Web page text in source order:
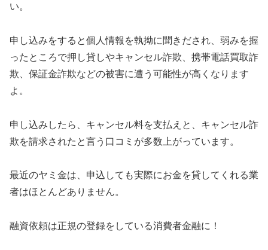
い。
申し込みをすると個人情報を執拗に聞きだされ、弱みを握
ったところで押し貸しやキャンセル詐欺、携帯電話買取詐
欺、保証金詐欺などの被害に遭う可能性が高くなります
よ。
申し込みしたら、キャンセル料を支払えと、キャンセル詐
欺を請求されたと言う口コミが多数上がっています。
最近のヤミ金は、申込しても実際にお金を貸してくれる業
者はほとんどありません。
融資依頼は正規の登録をしている消費者金融に！